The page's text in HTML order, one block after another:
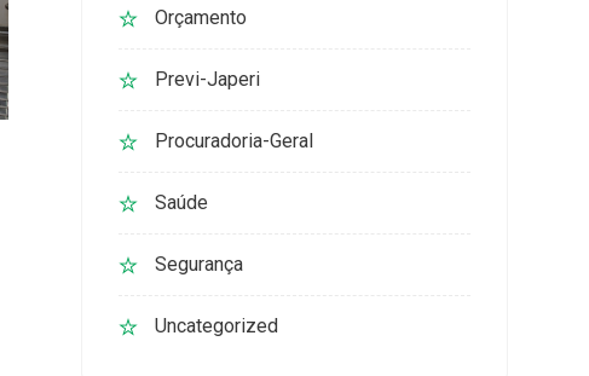
Orçamento
Previ-Japeri
Procuradoria-Geral
Saúde
Segurança
Uncategorized